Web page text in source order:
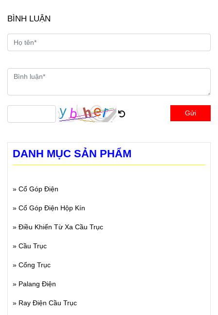
BÌNH LUẬN
Gửi
DANH MỤC SẢN PHẨM
» Cổ Góp Điện
» Cổ Góp Điện Hộp Kín
» Điều Khiển Từ Xa Cầu Trục
» Cầu Trục
» Cổng Trục
» Palang Điện
» Ray Điện Cầu Trục